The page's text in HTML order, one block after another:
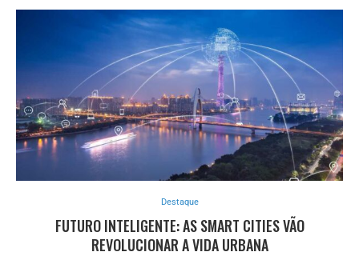
Destaque
FUTURO INTELIGENTE: AS SMART CITIES VÃO
REVOLUCIONAR A VIDA URBANA